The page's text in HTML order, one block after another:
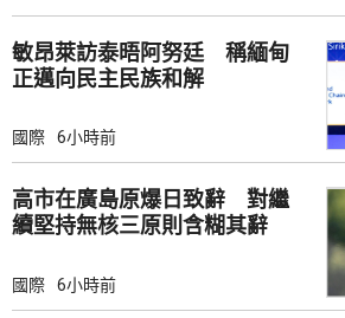
敏昂萊訪泰晤阿努廷 稱緬甸
正邁向民主民族和解
國際 6小時前
高市在廣島原爆日致辭 對繼
續堅持無核三原則含糊其辭
國際 6小時前